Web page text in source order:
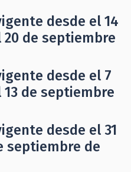
desde el 14
de septiembre
desde el 7
de septiembre
desde el 31
septiembre de